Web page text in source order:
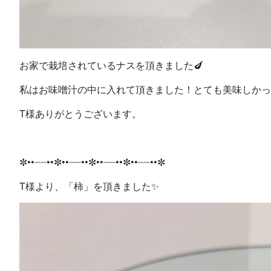
お家で栽培されているナスを頂きました🍆
私はお味噌汁の中に入れて頂きました！とても美味しか
T様ありがとうございます。
✼••┈┈••✼••┈┈••✼••┈┈••✼••┈┈••✼
T様より、「柿」を頂きました✨